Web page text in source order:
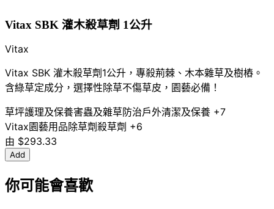
Vitax SBK 灌木殺草劑 1公升
Vitax
Vitax SBK 灌木殺草劑1公升，專殺荊棘、木本雜草及樹樁。
含綠草定成分，選擇性除草不傷草皮，園藝必備！
草坪護理及保養害蟲及雜草防治戶外清潔及保養 +7
Vitax園藝用品除草劑殺草劑 +6
由 $293.33
Add
你可能會喜歡